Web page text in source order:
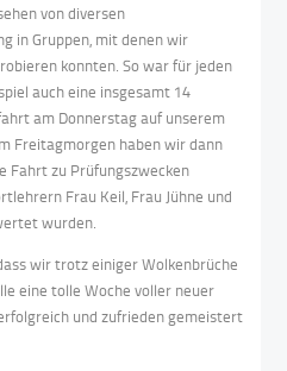
von diversen
in Gruppen, mit denen wir
konnten. So war für jeden
auch eine insgesamt 14
am Donnerstag auf unserem
Freitagmorgen haben wir dann
Fahrt zu Prüfungszwecken
Frau Keil, Frau Jühne und
wurden.
wir trotz einiger Wolkenbrüche
eine tolle Woche voller neuer
und zufrieden gemeistert